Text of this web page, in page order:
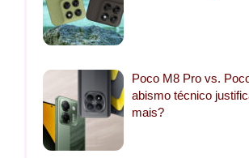
Poco M8 Pro vs.
abismo técnico
mais?